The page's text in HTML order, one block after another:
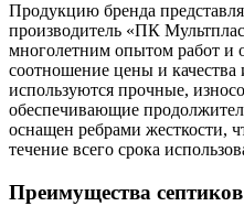
Продукцию бренда
производитель «ПК
многолетним опытом работ и
соотношение цены и качества
используются прочные,
обеспечивающие
оснащен ребрами жесткости,
течение всего срока
Преимущества септиков